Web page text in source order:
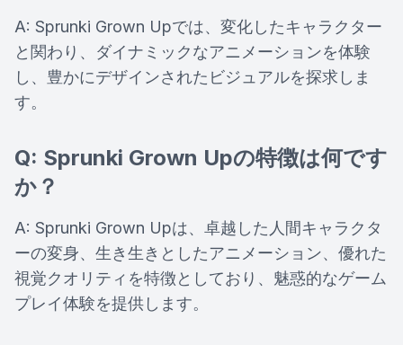
A: Sprunki Grown Upでは、変化したキャラクター
と関わり、ダイナミックなアニメーションを体験
し、豊かにデザインされたビジュアルを探求しま
す。
Q: Sprunki Grown Upの特徴は何です
か？
A: Sprunki Grown Upは、卓越した人間キャラクタ
ーの変身、生き生きとしたアニメーション、優れた
視覚クオリティを特徴としており、魅惑的なゲーム
プレイ体験を提供します。